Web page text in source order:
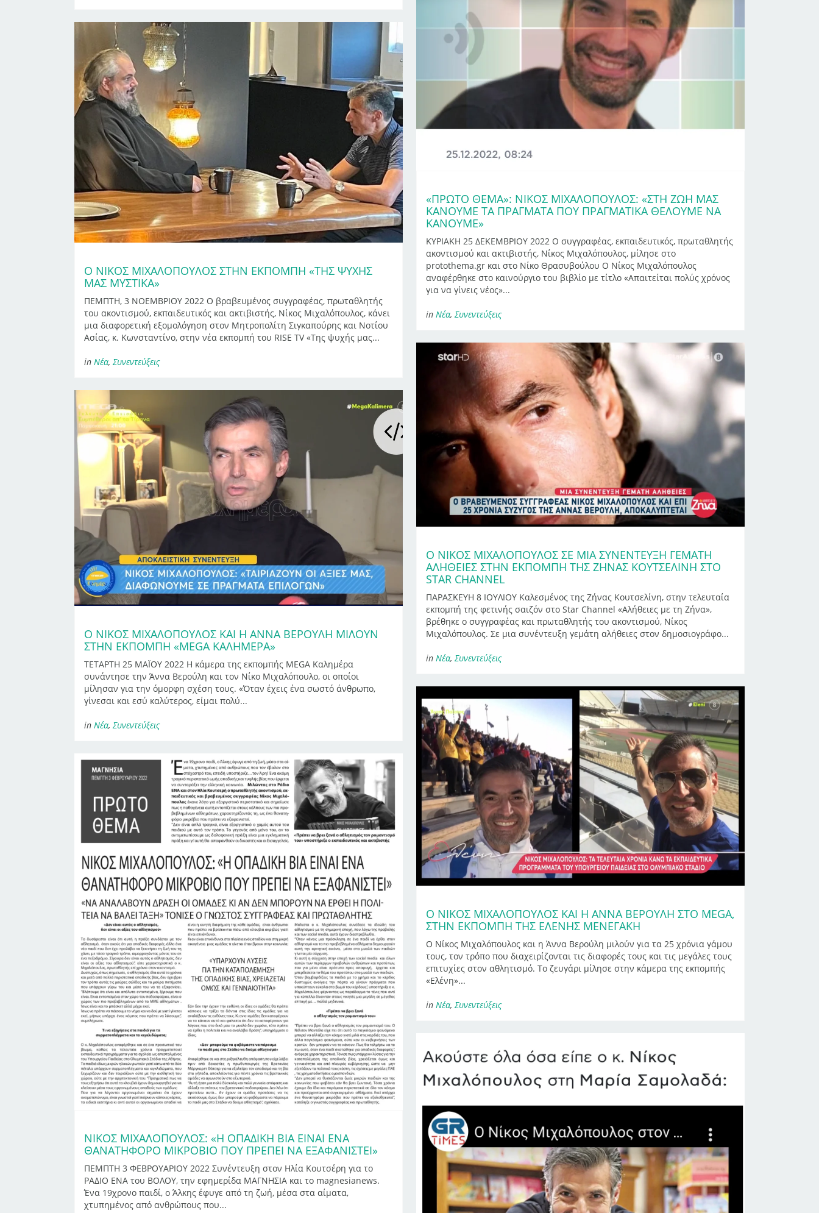
«ΠΡΩΤΟ ΘΕΜΑ»: ΝΊΚΟΣ ΜΙΧΑΛΌΠΟΥΛΟΣ: «ΣΤΗ ΖΩΉ ΜΑΣ
ΚΆΝΟΥΜΕ ΤΑ ΠΡΆΓΜΑΤΑ ΠΟΥ ΠΡΑΓΜΑΤΙΚΆ ΘΈΛΟΥΜΕ ΝΑ
ΚΆΝΟΥΜΕ»
ΚΥΡΙΑΚΗ 25 ΔΕΚΕΜΒΡΙΟΥ 2022 Ο συγγραφέας, εκπαιδευτικός, πρωταθλητής
ακοντισμού και ακτιβιστής, Νίκος Μιχαλόπουλος, μίλησε στο
protothema.gr και στο Νίκο Θρασυβούλου Ο Νίκος Μιχαλόπουλος
αναφέρθηκε στο καινούργιο του βιβλίο με τίτλο «Απαιτείται πολύς χρόνος
για να γίνεις νέος»...
in Νέα,Συνεντεύξεις
Ο ΝΊΚΟΣ ΜΙΧΑΛΌΠΟΥΛΟΣ ΣΤΗΝ ΕΚΠΟΜΠΉ «ΤΗΣ ΨΥΧΉΣ
ΜΑΣ ΜΥΣΤΙΚΆ»
ΠΕΜΠΤΗ, 3 ΝΟΕΜΒΡΙΟΥ 2022 Ο βραβευμένος συγγραφέας, πρωταθλητής
του ακοντισμού, εκπαιδευτικός και ακτιβιστής, Νίκος Μιχαλόπουλος, κάνει
μια διαφορετική εξομολόγηση στον Μητροπολίτη Σιγκαπούρης και Νοτίου
Ασίας, κ. Κωνσταντίνο, στην νέα εκπομπή του RISE TV «Της ψυχής μας...
in Νέα,Συνεντεύξεις
Ο ΝΊΚΟΣ ΜΙΧΑΛΌΠΟΥΛΟΣ ΣΕ ΜΙΑ ΣΥΝΈΝΤΕΥΞΗ ΓΕΜΆΤΗ
ΑΛΉΘΕΙΕΣ ΣΤΗΝ ΕΚΠΟΜΠΉ ΤΗΣ ΖΉΝΑΣ ΚΟΥΤΣΕΛΊΝΗ ΣΤΟ
STAR CHANNEL
ΠΑΡΑΣΚΕΥΗ 8 ΙΟΥΛΙΟΥ Καλεσμένος της Ζήνας Κουτσελίνη, στην τελευταία
εκπομπή της φετινής σαιζόν στο Star Channel «Αλήθειες με τη Ζήνα»,
βρέθηκε ο συγγραφέας και πρωταθλητής του ακοντισμού, Νίκος
Μιχαλόπουλος. Σε μια συνέντευξη γεμάτη αλήθειες στον δημοσιογράφο...
in Νέα,Συνεντεύξεις
Ο ΝΊΚΟΣ ΜΙΧΑΛΌΠΟΥΛΟΣ ΚΑΙ Η ΆΝΝΑ ΒΕΡΟΎΛΗ ΜΙΛΟΎΝ
ΣΤΗΝ ΕΚΠΟΜΠΉ «MEGA ΚΑΛΗΜΕΡΑ»
ΤΕΤΑΡΤΗ 25 ΜΑΪΟΥ 2022 Η κάμερα της εκπομπής MEGA Καλημέρα
συνάντησε την Άννα Βερούλη και τον Νίκο Μιχαλόπουλο, οι οποίοι
μίλησαν για την όμορφη σχέση τους. «Όταν έχεις ένα σωστό άνθρωπο,
γίνεσαι και εσύ καλύτερος, είμαι πολύ...
in Νέα,Συνεντεύξεις
Ο ΝΊΚΟΣ ΜΙΧΑΛΌΠΟΥΛΟΣ ΚΑΙ Η ΆΝΝΑ ΒΕΡΟΎΛΗ ΣΤΟ MEGA,
ΣΤΗΝ ΕΚΠΟΜΠΉ ΤΗΣ ΕΛΈΝΗΣ ΜΕΝΕΓΆΚΗ
Ο Νίκος Μιχαλόπουλος και η Άννα Βερούλη μιλούν για τα 25 χρόνια γάμου
τους, τον τρόπο που διαχειρίζονται τις διαφορές τους και τις μεγάλες τους
επιτυχίες στον αθλητισμό. Το ζευγάρι μίλησε στην κάμερα της εκπομπής
«Ελένη»...
in Νέα,Συνεντεύξεις
ΝΊΚΟΣ ΜΙΧΑΛΌΠΟΥΛΟΣ: «Η ΟΠΑΔΙΚΉ ΒΊΑ ΕΊΝΑΙ ΈΝΑ
ΘΑΝΑΤΗΦΌΡΟ ΜΙΚΡΌΒΙΟ ΠΟΥ ΠΡΈΠΕΙ ΝΑ ΕΞΑΦΑΝΙΣΤΕΊ»
ΠΕΜΠΤΗ 3 ΦΕΒΡΟΥΑΡΙΟΥ 2022 Συνέντευξη στον Ηλία Κουτσέρη για το
ΡΑΔΙΟ ΕΝΑ του ΒΟΛΟΥ, την εφημερίδα ΜΑΓΝΗΣΙΑ και το magnesianews.
Ένα 19χρονο παιδί, ο Άλκης έφυγε από τη ζωή, μέσα στα αίματα,
χτυπημένος από ανθρώπους που...